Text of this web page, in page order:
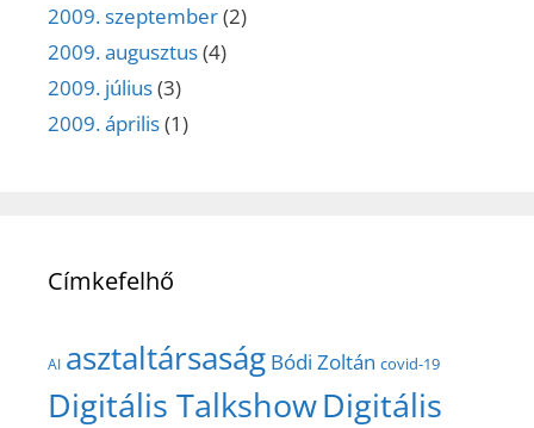
2009. szeptember(2)
2009. augusztus(4)
2009. július(3)
2009. április(1)
Címkefelhő
AI asztaltársaság Bódi Zoltán covid-19
Digitális TalkshowDigitális